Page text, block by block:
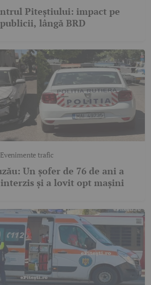
Piteștiului: impact pe
lângă BRD
Evenimente trafic
Un șofer de 76 de ani a
și a lovit opt mașini